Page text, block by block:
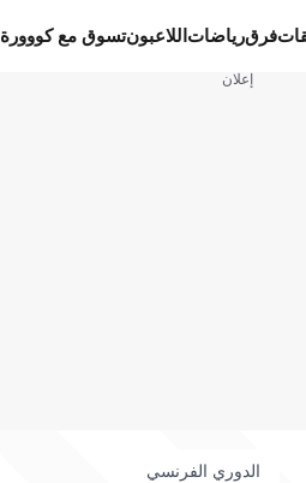
فرقرياضات اللاعبونتسوق مع كووورة
إعلان
الدوري الفرنسي